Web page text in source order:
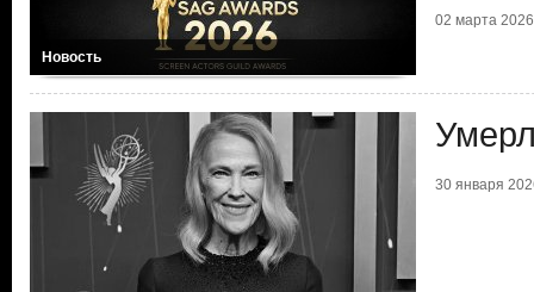
Новость
02 марта 2026
30 января